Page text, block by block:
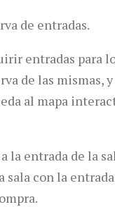
de entradas.
entradas para
de las mismas,
al mapa
la entrada de la
sala con la